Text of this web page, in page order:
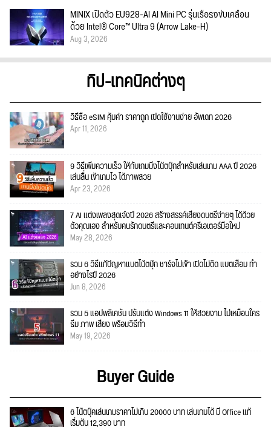
MINIX เปิดตัว EU928-AI AI Mini PC รุ่นเรือธงขับเคลื่อน
ด้วย Intel® Core™ Ultra 9 (Arrow Lake-H)
Aug 3, 2026
ทิป-เทคนิคต่างๆ
วิธีซื้อ eSIM คุ้มค่า ราคาถูก เปิดใช้งานง่าย อัพเดท 2026
Apr 11, 2026
9 วิธีเพิ่มความเร็ว ให้กับเกมมิ่งโน้ตบุ๊กสำหรับเล่นเกม AAA ปี 2026
เล่นลื่น เข้าเกมไว ได้ภาพสวย
Apr 23, 2026
7 AI แต่งเพลงสุดเจ๋งปี 2026 สร้างสรรค์เสียงดนตรีง่ายๆ ได้ด้วย
ตัวคุณเอง สำหรับคนรักดนตรีและคอนเทนต์ครีเอเตอร์มือใหม่
May 28, 2026
รวม 6 วิธีแก้ปัญหาแบตโน้ตบุ๊ก ชาร์จไม่เข้า เปิดไม่ติด แบตเสื่อม ทำ
อย่างไรปี 2026
Jun 8, 2026
รวม 5 แอปพลิเคชัน ปรับแต่ง Windows 11 ให้สวยงาม ไม่เหมือนใคร
ธีม ภาพ เสียง พร้อมวิธีทำ
May 19, 2026
Buyer Guide
6 โน๊ตบุ๊คเล่นเกมราคาไม่เกิน 20000 บาท เล่นเกมได้ มี Office แท้
เริ่มต้น 12,390 บาท